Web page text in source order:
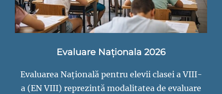
Evaluare Naționala 2026
Evaluarea Națională pentru elevii clasei a VIII-
a (EN VIII) reprezintă modalitatea de evaluare